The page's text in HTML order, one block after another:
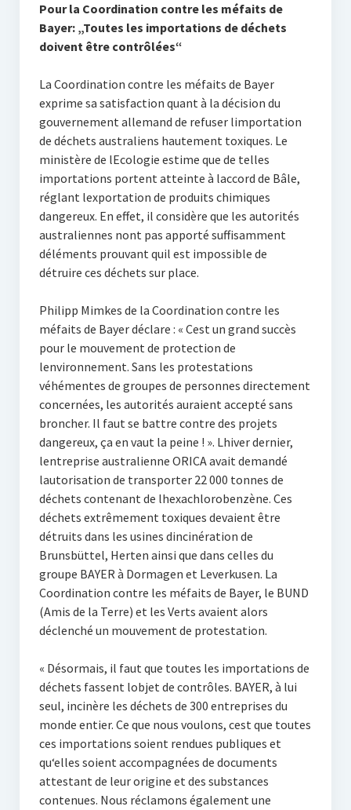
Pour la Coordination contre les méfaits de
Bayer: „Toutes les importations de déchets
doivent être contrôlées“
La Coordination contre les méfaits de Bayer
exprime sa satisfaction quant à la décision du
gouvernement allemand de refuser limportation
de déchets australiens hautement toxiques. Le
ministère de lEcologie estime que de telles
importations portent atteinte à laccord de Bâle,
réglant lexportation de produits chimiques
dangereux. En effet, il considère que les autorités
australiennes nont pas apporté suffisamment
déléments prouvant quil est impossible de
détruire ces déchets sur place.
Philipp Mimkes de la Coordination contre les
méfaits de Bayer déclare : « Cest un grand succès
pour le mouvement de protection de
lenvironnement. Sans les protestations
véhémentes de groupes de personnes directement
concernées, les autorités auraient accepté sans
broncher. Il faut se battre contre des projets
dangereux, ça en vaut la peine ! ». Lhiver dernier,
lentreprise australienne ORICA avait demandé
lautorisation de transporter 22 000 tonnes de
déchets contenant de lhexachlorobenzène. Ces
déchets extrêmement toxiques devaient être
détruits dans les usines dincinération de
Brunsbüttel, Herten ainsi que dans celles du
groupe BAYER à Dormagen et Leverkusen. La
Coordination contre les méfaits de Bayer, le BUND
(Amis de la Terre) et les Verts avaient alors
déclenché un mouvement de protestation.
« Désormais, il faut que toutes les importations de
déchets fassent lobjet de contrôles. BAYER, à lui
seul, incinère les déchets de 300 entreprises du
monde entier. Ce que nous voulons, cest que toutes
ces importations soient rendues publiques et
qu‘elles soient accompagnées de documents
attestant de leur origine et des substances
contenues. Nous réclamons également une